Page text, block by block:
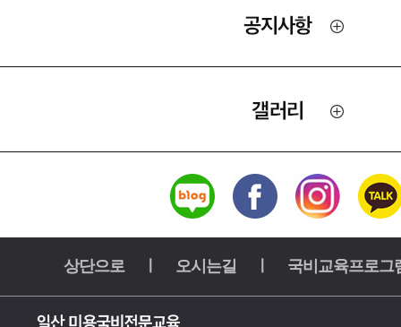
상단으로 오시는길 국비교육프로그